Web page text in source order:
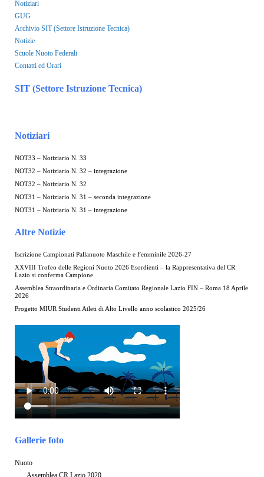
Notiziari
GUG
Archivio SIT (Settore Istruzione Tecnica)
Notizie
Scuole Nuoto Federali
Contatti ed Orari
SIT (Settore Istruzione Tecnica)
Notiziari
NOT33 – Notiziario N. 33
NOT32 – Notiziario N. 32 – integrazione
NOT32 – Notiziario N. 32
NOT31 – Notiziario N. 31 – seconda integrazione
NOT31 – Notiziario N. 31 – integrazione
Altre Notizie
Iscrizione Campionati Pallanuoto Maschile e Femminile 2026-27
XXVIII Trofeo delle Regioni Nuoto 2026 Esordienti – la Rappresentativa del CR
Lazio si conferma Campione
Assemblea Straordinaria e Ordinaria Comitato Regionale Lazio FIN – Roma 18 Aprile
2026
Progetto MIUR Studenti Atleti di Alto Livello anno scolastico 2025/26
Gallerie foto
Nuoto
Assemblea CR Lazio 2020